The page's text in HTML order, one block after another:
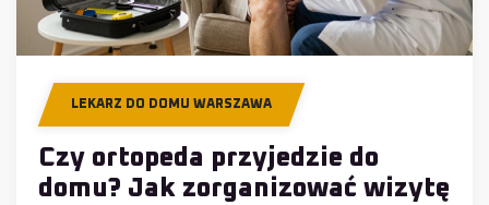
LEKARZ DO DOMU WARSZAWA
Czy ortopeda przyjedzie do
domu? Jak zorganizować wizytę